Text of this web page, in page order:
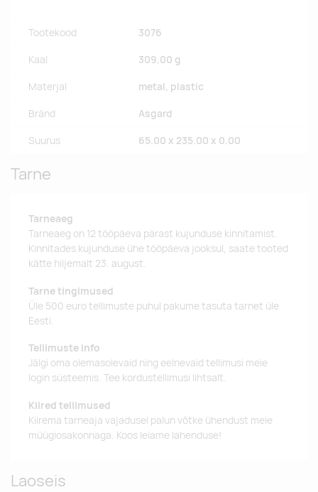
Tootekood 3076
Kaal 309,00 g
Materjal metal, plastic
Bränd Asgard
Suurus 65.00 x 235.00 x 0.00
Tarne
Tarneaeg
Tarneaeg on 12 tööpäeva pärast kujunduse kinnitamist.
Kinnitades kujunduse ühe tööpäeva jooksul, saate tooted
kätte hiljemalt 23. august.
Tarne tingimused
Üle 500 euro tellimuste puhul pakume tasuta tarnet üle
Eesti.
Tellimuste info
Jälgi oma olemasolevaid ning eelnevaid tellimusi meie
login süsteemis. Tee kordustellimusi lihtsalt.
Kiired tellimused
Kiirema tarneaja vajadusel palun võtke ühendust meie
müügiosakonnaga. Koos leiame lahenduse!
Laoseis